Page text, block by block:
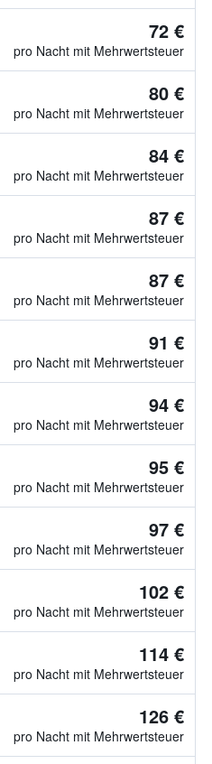
72 €
pro Nacht mit Mehrwertsteuer
80 €
pro Nacht mit Mehrwertsteuer
84 €
pro Nacht mit Mehrwertsteuer
87 €
pro Nacht mit Mehrwertsteuer
87 €
pro Nacht mit Mehrwertsteuer
91 €
pro Nacht mit Mehrwertsteuer
94 €
pro Nacht mit Mehrwertsteuer
95 €
pro Nacht mit Mehrwertsteuer
97 €
pro Nacht mit Mehrwertsteuer
102 €
pro Nacht mit Mehrwertsteuer
114 €
pro Nacht mit Mehrwertsteuer
126 €
pro Nacht mit Mehrwertsteuer